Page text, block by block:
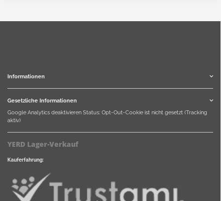
Informationen
Gesetzliche Informationen
Google Analytics deaktivieren Status: Opt-Out-Cookie ist nicht gesetzt (Tracking
aktiv)
YERD Lager-Verkauf
Kauferfahrung: